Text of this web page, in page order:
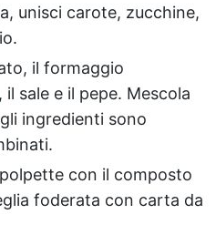
unisci carote, zucchine,
il formaggio
, il sale e il pepe. Mescola
ingredienti sono
con il composto
foderata con carta da